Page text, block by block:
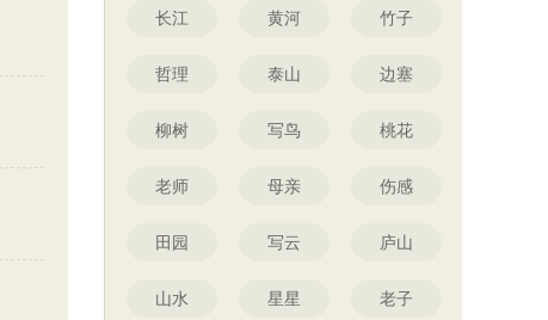
长江 黄河 竹子
哲理 泰山 边塞
柳树 写鸟 桃花
老师 母亲 伤感
田园 写云 庐山
山水 星星 老子